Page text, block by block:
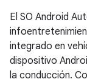
El SO Android
integrado en
dispositivo
la conducción.